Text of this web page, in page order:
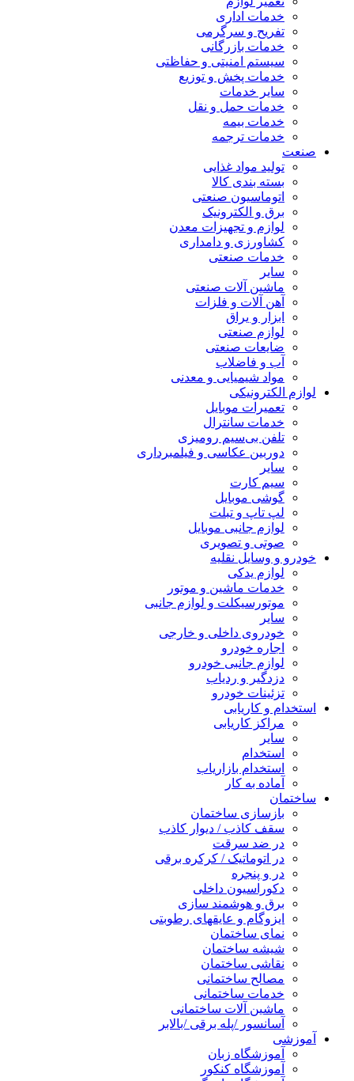
خدمات اداری
تفریح و سرگرمی
خدمات بازرگانی
سیستم امنیتی و حفاظتی
خدمات پخش و توزیع
سایر خدمات
خدمات حمل و نقل
خدمات بیمه
خدمات ترجمه
صنعت
تولید مواد غذایی
بسته بندی کالا
اتوماسیون صنعتی
برق و الکترونیک
لوازم و تجهیزات معدن
کشاورزی و دامداری
خدمات صنعتی
سایر
ماشین آلات صنعتی
آهن آلات و فلزات
ابزار و یراق
لوازم صنعتی
ضایعات صنعتی
آب و فاضلاب
مواد شیمیایی و معدنی
لوازم الکترونیکی
تعمیرات موبایل
خدمات سانترال
تلفن بی‌سیم رومیزی
دوربین عکاسی و فیلمبرداری
سایر
سیم کارت
گوشی موبایل
لپ تاپ و تبلت
لوازم جانبی موبایل
صوتی و تصویری
خودرو و وسایل نقلیه
لوازم یدکی
خدمات ماشین و موتور
موتورسیکلت و لوازم جانبی
سایر
خودروی داخلی و خارجی
اجاره خودرو
لوازم جانبی خودرو
دزدگیر و ردیاب
تزئینات خودرو
استخدام و کاریابی
مراکز کاریابی
سایر
استخدام
استخدام بازاریاب
آماده به کار
ساختمان
بازسازی ساختمان
سقف کاذب / دیوار کاذب
در ضد سرقت
در اتوماتیک / کرکره برقی
در و پنجره
دکوراسیون داخلی
برق و هوشمند سازی
ایزوگام و عایقهای رطوبتی
نمای ساختمان
شیشه ساختمان
نقاشی ساختمان
مصالح ساختمانی
خدمات ساختمانی
ماشین آلات ساختمانی
آسانسور /پله برقی /بالابر
آموزشی
آموزشگاه زبان
آموزشگاه کنکور